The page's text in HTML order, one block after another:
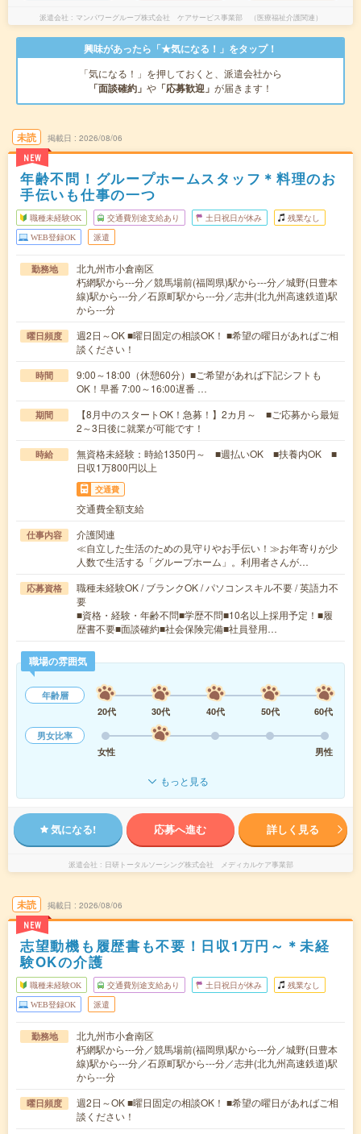
派遣会社 マンパワーグループ株式会社 ケアサービス事業部 （医療福祉介護関連）
興味があったら「★気になる！」をタップ！
「気になる！」を押しておくと、派遣会社から
「面談確約」 や 「応募歓迎」 が届きます！
未読
NEW
掲載日 2026/08/06
年齢不問！グループホームスタッフ＊料理のお
手伝いも仕事の一つ
職種未経験OK 交通費別途支給あり 土日祝日が休み 残業なし
WEB登録OK 派遣
勤務地
北九州市小倉南区
朽網駅から---分／競馬場前(福岡県)駅から---分／城野(日豊本
線)駅から---分／石原町駅から---分／志井(北九州高速鉄道)駅
から---分
曜日頻度
週2日～OK ■曜日固定の相談OK！ ■希望の曜日があればご相
談ください！
時間
9:00～18:00（休憩60分）■ご希望があれば下記シフトも
OK！早番 7:00～16:00遅番 …
期間
【8月中のスタートOK！急募！】2カ月～ ■ご応募から最短
2～3日後に就業が可能です！
時給
無資格未経験：時給1350円～ ■週払いOK ■扶養内OK ■
日収1万800円以上
交通費
交通費全額支給
仕事内容
介護関連
≪自立した生活のための見守りやお手伝い！≫お年寄りが少
人数で生活する「グループホーム」。利用者さんが…
応募資格
職種未経験OK / ブランクOK / パソコンスキル不要 / 英語力不
要
■資格・経験・年齢不問■学歴不問■10名以上採用予定！■履
歴書不要■面談確約■社会保険完備■社員登用…
職場の雰囲気
年齢層
20代
30代 40代 50代
60代
男女比率
女性
男性
もっと見る
気になる! 応募へ進む 詳しく見る
派遣会社 日研トータルソーシング株式会社 メディカルケア事業部
未読
NEW
掲載日 2026/08/06
志望動機も履歴書も不要！日収1万円～＊未経
験OKの介護
職種未経験OK 交通費別途支給あり 土日祝日が休み 残業なし
WEB登録OK 派遣
勤務地
北九州市小倉南区
朽網駅から---分／競馬場前(福岡県)駅から---分／城野(日豊本
線)駅から---分／石原町駅から---分／志井(北九州高速鉄道)駅
から---分
曜日頻度
週2日～OK ■曜日固定の相談OK！ ■希望の曜日があればご相
談ください！